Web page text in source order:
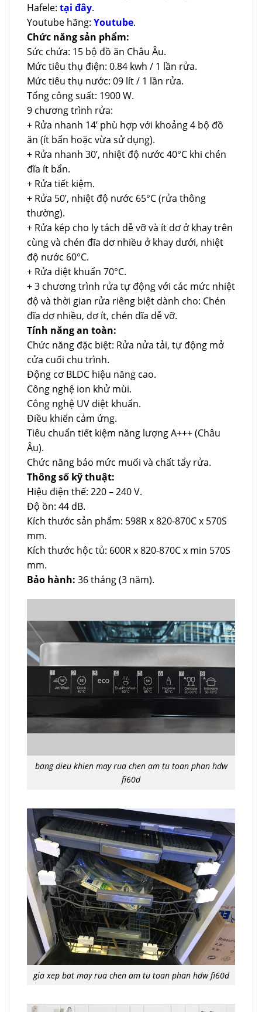
Hafele: tại đây.
Youtube hãng: Youtube.
Chức năng sản phẩm:
Sức chứa: 15 bộ đồ ăn Châu Âu.
Mức tiêu thụ điện: 0.84 kwh / 1 lần rửa.
Mức tiêu thụ nước: 09 lít / 1 lần rửa.
Tổng công suất: 1900 W.
9 chương trình rửa:
+ Rửa nhanh 14’ phù hợp với khoảng 4 bộ đồ
ăn (ít bẩn hoặc vừa sử dụng).
+ Rửa nhanh 30’, nhiệt độ nước 40°C khi chén
đĩa ít bẩn.
+ Rửa tiết kiệm.
+ Rửa 50’, nhiệt độ nước 65°C (rửa thông
thường).
+ Rửa kép cho ly tách dễ vỡ và ít dơ ở khay trên
cùng và chén đĩa dơ nhiều ở khay dưới, nhiệt
độ nước 60°C.
+ Rửa diệt khuẩn 70°C.
+ 3 chương trình rửa tự động với các mức nhiệt
độ và thời gian rửa riêng biệt dành cho: Chén
đĩa dơ nhiều, dơ ít, chén dĩa dễ vỡ.
Tính năng an toàn:
Chức năng đặc biệt: Rửa nửa tải, tự động mở
cửa cuối chu trình.
Động cơ BLDC hiệu năng cao.
Công nghệ ion khử mùi.
Công nghệ UV diệt khuẩn.
Điều khiển cảm ứng.
Tiêu chuẩn tiết kiệm năng lượng A+++ (Châu
Âu).
Chức năng báo mức muối và chất tẩy rửa.
Thông số kỹ thuật:
Hiệu điện thế: 220 – 240 V.
Độ ồn: 44 dB.
Kích thước sản phẩm: 598R x 820-870C x 570S
mm.
Kích thước hộc tủ: 600R x 820-870C x min 570S
mm.
Bảo hành: 36 tháng (3 năm).
bang dieu khien may rua chen am tu toan phan hdw
fi60d
gia xep bat may rua chen am tu toan phan hdw fi60d